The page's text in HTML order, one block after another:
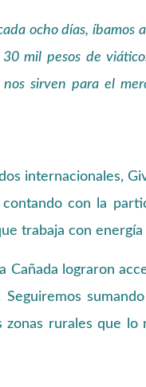
ocho días,
mil pesos de
sirven para el
internacionales,
con la
trabaja con
Cañada lograron
rurales que lo